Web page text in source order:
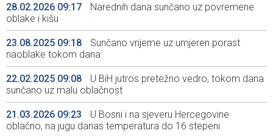
28.02.2026 09:17
Narednih dana sunčano uz povremene
oblake i kišu
23.08.2025 09:18
Sunčano vrijeme uz umjeren porast
naoblake tokom dana
22.02.2025 09:08
U BiH jutros pretežno vedro, tokom dana
sunčano uz malu oblačnost
21.03.2026 09:23
U Bosni i na sjeveru Hercegovine
oblačno, na jugu danas temperatura do 16 stepeni